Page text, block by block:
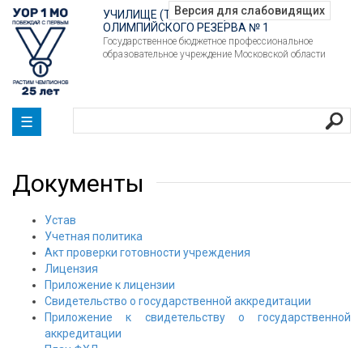
УЧИЛИЩЕ (ТЕХНИКУМ)
ОЛИМПИЙСКОГО РЕЗЕРВА № 1
Государственное бюджетное профессиональное
образовательное учреждение Московской области
☰
Документы
Устав
Учетная политика
Акт проверки готовности учреждения
Лицензия
Приложение к лицензии
Свидетельство о государственной аккредитации
Приложение к свидетельству о государственной
аккредитации